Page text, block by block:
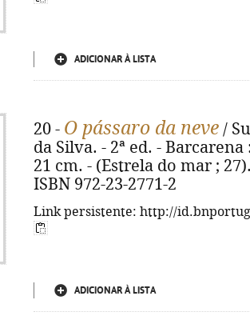
ADICIONAR À LISTA
20 - O pássaro da neve /
da Silva. - 2ª ed. -
21 cm. - (Estrela do mar ;
ISBN 972-23-2771-2
Link persistente: http://
ADICIONAR À LISTA